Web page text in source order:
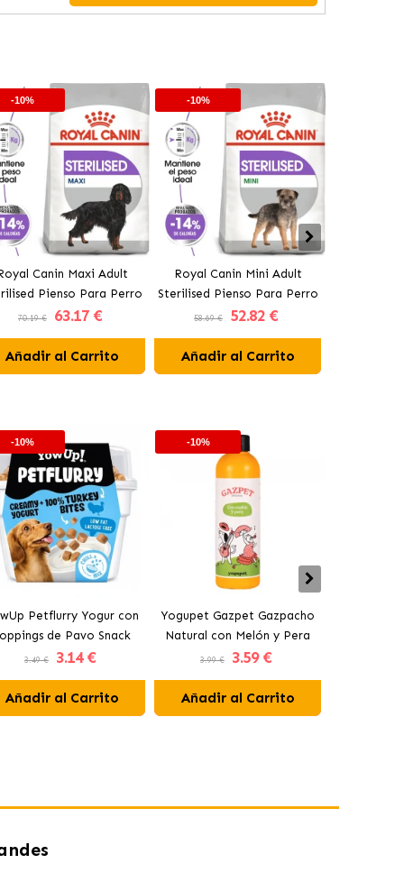
-10%
Canin Maxi Adult
Pienso Para Perro
Grande Esterilizado
70.19 € 63.17 €
Añadir al Carrito
-10%
Royal Canin Mini Adult
Sterilised Pienso Para Perro
Pequeño Esterilizado
58.69 € 52.82 €
Añadir al Carrito
-10%
Petflurry Yogur con
de Pavo Snack
para Perros
3.49 € 3.14 €
Añadir al Carrito
-10%
Yogupet Gazpet Gazpacho
Natural con Melón y Pera
para Perros y Gatos
3.99 € 3.59 €
Añadir al Carrito